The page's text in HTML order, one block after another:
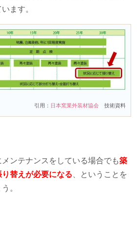
ます。
引用： 日本窯業外装材協会 技術資料
ンテナンスをしている場合でも築
替えが必要になる 、ということを
。